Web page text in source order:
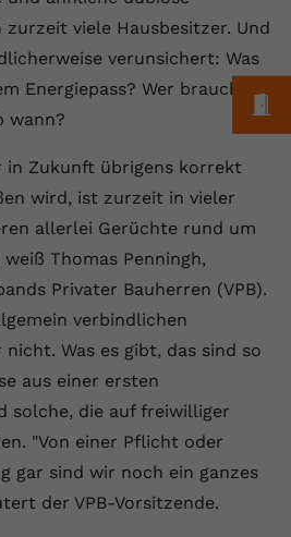
viele Hausbesitzer. Und
verunsichert: Was
Energiepass? Wer braucht
wann?
in Zukunft übrigens korrekt
wird, ist zurzeit in vieler
allerlei Gerüchte rund um
Thomas Penningh,
Privater Bauherren (VPB).
verbindlichen
nicht. Was es gibt, das sind so
aus einer ersten
solche, die auf freiwilliger
"Von einer Pflicht oder
gar sind wir noch ein ganzes
der VPB-Vorsitzende.
Wert speichert Ihre Consent-
generierte ID, für die
Speicherung Ihrer
Betreiber dies eingestellt
Cookie wird verwendet, um die
zu ermöglichen.
und statistische
zu erfassen.
Ads
Tracking verwendet, um
der Nutzung auf unserer
zuzuordnen.
anzeigen
Website externe Inhalte,
anzubieten.
Informationen zu sammeln,
eine eindeutige ID zum
von Videos auf der Website
anzeigen